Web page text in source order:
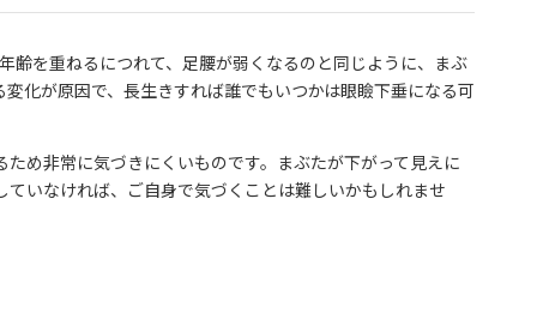
を重ねるにつれて、足腰が弱くなるのと同じように、まぶ
化が原因で、長生きすれば誰でもいつかは眼瞼下垂になる可
め非常に気づきにくいものです。まぶたが下がって見えに
いなければ、ご自身で気づくことは難しいかもしれませ